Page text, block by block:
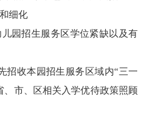
细化
招生服务区学位紧缺以及有
收本园招生服务区域内“三一
、市、区相关入学优待政策照顾